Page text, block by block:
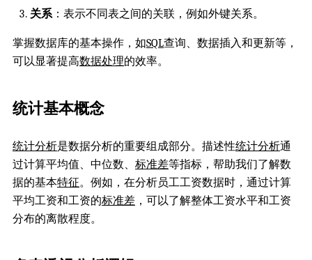
关系：表示不同表之间的关联，例如外键关系。
掌握数据库的基本操作，如SQL查询、数据插入和更新等，
可以显著提高数据处理的效率。
统计基本概念
统计分析是数据分析的重要组成部分。描述性统计分析通
过计算平均值、中位数、 标准差等指标，帮助我们了解数
据的基本特征。例如，在分析员工工资数据时，通过计算
平均工资和工资的标准差 ，可以了解整体工资水平和工资
分布的离散程度。